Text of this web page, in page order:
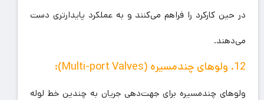
در حین کارکرد را فراهم می‌کنند و به عملکرد پایدارتری دست
می‌دهند.
12. ولوهای چندمسیره (Multi-port Valves):
ولوهای چندمسیره برای جهت‌دهی جریان به چندین خط لوله